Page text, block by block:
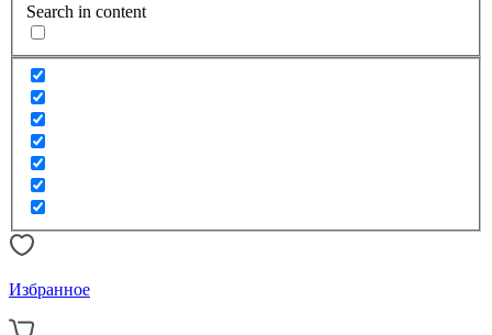
Search in content
Избранное